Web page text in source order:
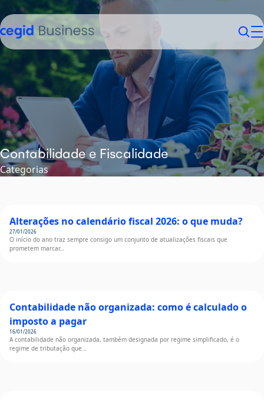
Sobre nós
Contabilistas
Empresários
ContactosLogin
Contabilidade e Fiscalidade
Categorias
Alterações no calendário fiscal 2026: o que muda?
27/01/2026
O início do ano traz sempre consigo um conjunto de atualizações fiscais que
prometem marcar…
Contabilidade não organizada: como é calculado o
imposto a pagar
16/01/2026
A contabilidade não organizada, também designada por regime simplificado, é o
regime de tributação que…